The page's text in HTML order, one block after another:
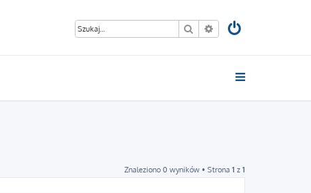
Szukaj Wyszukiwanie
Znaleziono 0 wyników • Strona 1 z 1